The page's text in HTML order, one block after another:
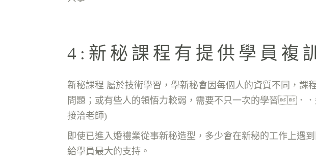
4:新秘課程有提供學員複
新秘課程 屬於技術學習，學新秘會因每個人的資質不同，課
問題；或有些人的領悟力較弱，需要不只一次的學習．
接洽老師)
即使已進入婚禮業從事新秘造型，多少會在新秘的工作上遇
給學員最大的支持。